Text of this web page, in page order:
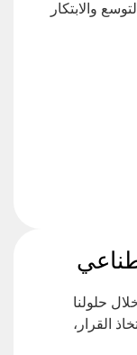
والابتكار
حلولنا
القرار،